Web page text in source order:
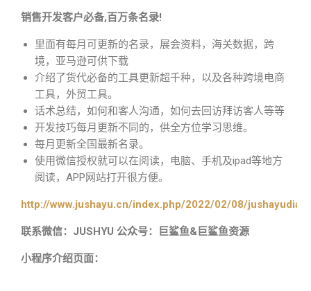
销售开发客户必备,百万条名录!
里面有每月可更新的名录，展会资料，海关数据，跨
境，亚马逊可供下载
介绍了货代必备的工具更新超千种，以及各种跨境电商
工具，外贸工具。
话术总结，如何和客人沟通，如何去回访拜访客人等等
开发技巧每月更新不同的，供全方位学习思维。
每月更新全国最新名录。
使用微信授权就可以在阅读，电脑、手机及ipad等地方
阅读，APP网站打开很方便。
http://www.jushayu.cn/index.php/2022/02/08/
联系微信：JUSHYU 公众号：巨鲨鱼&巨鲨鱼资源
小程序介绍页面：